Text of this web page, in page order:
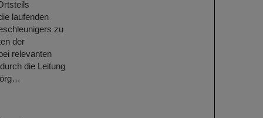
laufenden
zu
der
relevanten
die Leitung